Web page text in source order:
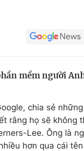
trực tuyến
mềm người
chia sẻ
rằng họ sẽ không
Lee. Ông là
hơn qua cái